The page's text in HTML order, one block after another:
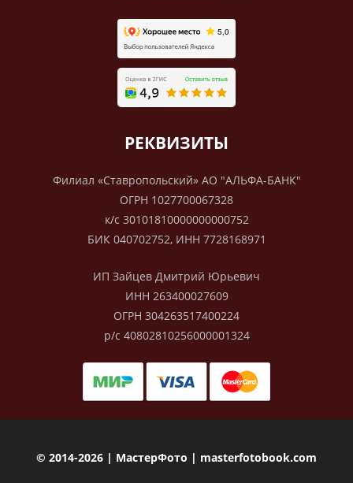
РЕКВИЗИТЫ
Филиал «Ставропольский» АО "АЛЬФА-БАНК"
ОГРН 1027700067328
к/с 30101810000000000752
БИК 040702752, ИНН 7728168971
ИП Зайцев Дмитрий Юрьевич
ИНН 263400027609
ОГРН 304263517400224
р/с 40802810256000001324
© 2014-2026 | МастерФото | masterfotobook.com